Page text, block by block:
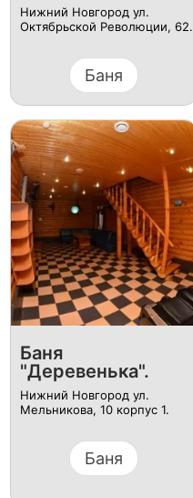
Нижний Новгород ул.
Октябрьской Революции, 62.
Баня
Баня
"Деревенька".
Нижний Новгород ул.
Мельникова, 10 корпус 1.
Баня